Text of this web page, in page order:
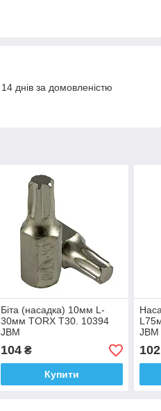
днів за домовленістю
Біта (насадка) 10мм L-
30мм TORX T30. 10394
JBM
104₴
Купити
JBM
102